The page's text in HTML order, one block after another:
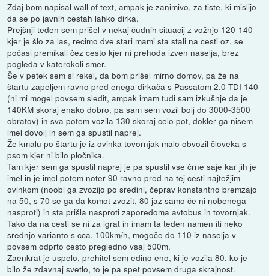
Zdaj bom napisal wall of text, ampak je zanimivo, za tiste, ki mislijo
da se po javnih cestah lahko dirka.
Prejšnji teden sem prišel v nekaj čudnih situacij z vožnjo 120-140
kjer je šlo za las, recimo dve stari mami sta stali na cesti oz. se
počasi premikali čez cesto kjer ni prehoda izven naselja, brez
pogleda v katerokoli smer.
Še v petek sem si rekel, da bom prišel mirno domov, pa že na
štartu zapeljem ravno pred enega dirkača s Passatom 2.0 TDI 140
(ni mi mogel povsem sledit, ampak imam tudi sam izkušnje da je
140KM skoraj enako dobro, pa sam sem vozil bolj do 3000-3500
obratov) in sva potem vozila 130 skoraj celo pot, dokler ga nisem
imel dovolj in sem ga spustil naprej.
Že kmalu po štartu je iz ovinka tovornjak malo obvozil človeka s
psom kjer ni bilo pločnika.
Tam kjer sem ga spustil naprej je pa spustil vse črne saje kar jih je
imel in je imel potem noter 90 ravno pred na tej cesti najtežjim
ovinkom (noobi ga zvozijo po sredini, čeprav konstantno bremzajo
na 50, s 70 se ga da komot zvozit, 80 jaz samo če ni nobenega
nasproti) in sta prišla nasproti zaporedoma avtobus in tovornjak.
Tako da na cesti se ni za igrat in imam ta teden namen iti neko
srednjo varianto s cca. 100km/h, mogoče do 110 iz naselja v
povsem odprto cesto pregledno vsaj 500m.
Zaenkrat je uspelo, prehitel sem edino eno, ki je vozila 80, ko je
bilo že zdavnaj svetlo, to je pa spet povsem druga skrajnost.